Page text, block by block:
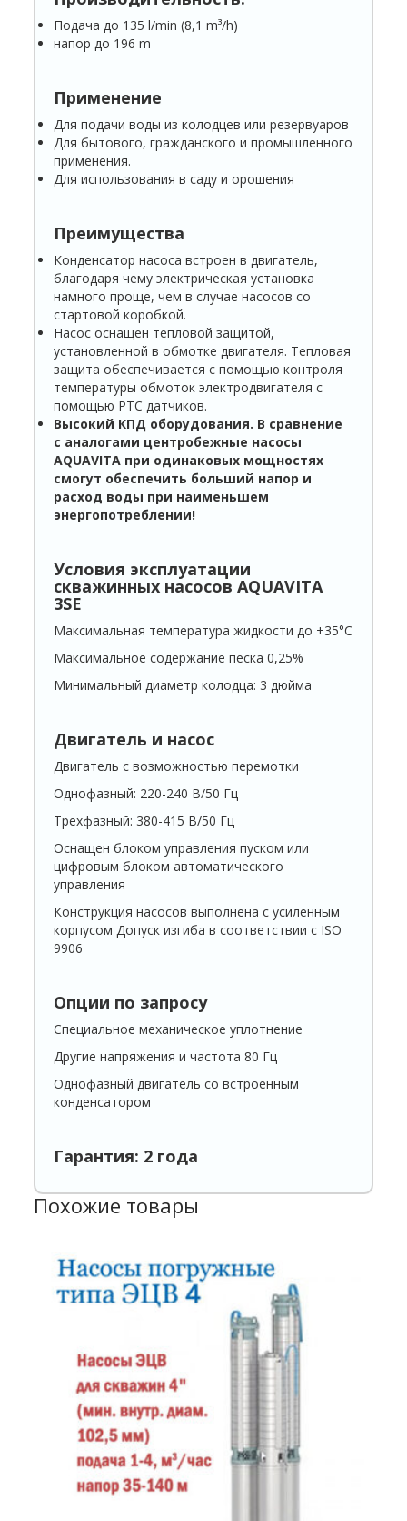
Подача до 135 l/min (8,1 m³/h)
напор до 196 m
Применение
Для подачи воды из колодцев или резервуаров
Для бытового, гражданского и промышленного
применения.
Для использования в саду и орошения
Преимущества
Конденсатор насоса встроен в двигатель,
благодаря чему электрическая установка
намного проще, чем в случае насосов со
стартовой коробкой.
Насос оснащен тепловой защитой,
установленной в обмотке двигателя. Тепловая
защита обеспечивается с помощью контроля
температуры обмоток электродвигателя с
помощью РТС датчиков.
Высокий КПД оборудования. В сравнение
с аналогами центробежные насосы
AQUAVITA при одинаковых мощностях
смогут обеспечить больший напор и
расход воды при наименьшем
энергопотреблении!
Условия эксплуатации
скважинных насосов AQUAVITA
3SE
Максимальная температура жидкости до +35°С
Максимальное содержание песка 0,25%
Минимальный диаметр колодца: 3 дюйма
Двигатель и насос
Двигатель с возможностью перемотки
Однофазный: 220-240 В/50 Гц
Трехфазный: 380-415 В/50 Гц
Оснащен блоком управления пуском или
цифровым блоком автоматического
управления
Конструкция насосов выполнена с усиленным
корпусом Допуск изгиба в соответствии с ISO
9906
Опции по запросу
Специальное механическое уплотнение
Другие напряжения и частота 80 Гц
Однофазный двигатель со встроенным
конденсатором
Гарантия: 2 года
Похожие товары